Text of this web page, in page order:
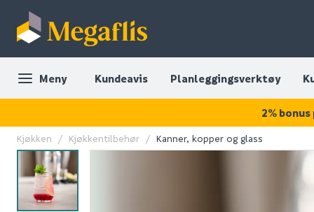
Meny Kundeavis Planleggingsverktøy
Kjøkken Kjøkkentilbehør Kanner, kopper og glass
2%